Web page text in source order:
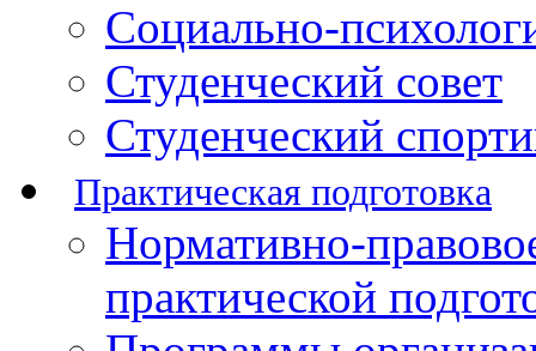
Социально-
Студенческий совет
Студенческий
Практическая подготовка
Нормативно-
практической